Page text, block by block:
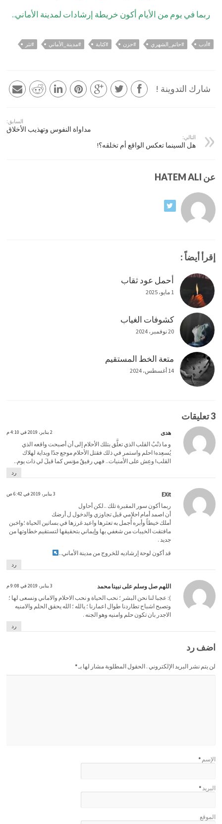
ربما في يوم من الأيام أكون خريطة إرشادات لمدينة الأماني..
#أدب #حاتم_الشهري #حزن #كتابة #مدينة_الأماني #نثر
شارك التدوينة !
السابق:
مداواة النفوس وتهذيب الأخلاق
التالي:
هل السينما تعكس الواقع أم تخلقه؟!
عن HATEM ALI
إقرأ أيضاً :
أحمل عود ثقاب
1 مايو، 2025
كشوفات الغياب
20 نوفمبر، 2024
متعة الخط المستقيم
14 أغسطس، 2024
3 تعليقات
هدى 2 يناير، 2019 في 4:10 م
و ما ذنْبُ القلب الذي تعلَّق بتلك الأحلام إلى أن أصبحت واقعه الذي
يُسعِده! احلم واستمر في ذلك فقتل الأحلام موجع جدًا وبداية لهلاك
القلب! وعِش على الأمنيات.. فهي رفيقٌ مؤنس كما قيلَ لي ذات يوم..
رد
EXit 3 يناير، 2019 في 6:42 ص
ربما أكون سور المقبرة تلك ..لكن أحاول
أن اصمد أمام احلامي قبل تجاوزي والدخول ل أرضك
أملك خيطاً وأبره أُجمل به تعثرها واعيد غرزها في بساتين الحياة ؛واخبن
مافتقت الخيبات من شغفي بها وإيماني بتحقيقها لتستقيم خطاوتها من
جديد .
قد أكون لوحة إرشاديه للخروج من مدينة الأماني..
رد
اللهم صل وسلم على نبينا محمد 3 يناير، 2019 في 9:08 م
): عجبا لنا نحن البشر ؛ نحب الحياة و نحب الاحلام والاماني ونسعى لها ؛
وتصبح اشباح تطاردنا طوال اعمارنا ؛ يالله ؛ الله يحقق الحلم والامنيه
الاجدر بان تكون حلم وامنيه وهو الجنه .
رد
اضف رد
لن يتم نشر البريد الإلكتروني . الحقول المطلوبة مشار لها بـ*
الإسم *
البريد*
الموقع